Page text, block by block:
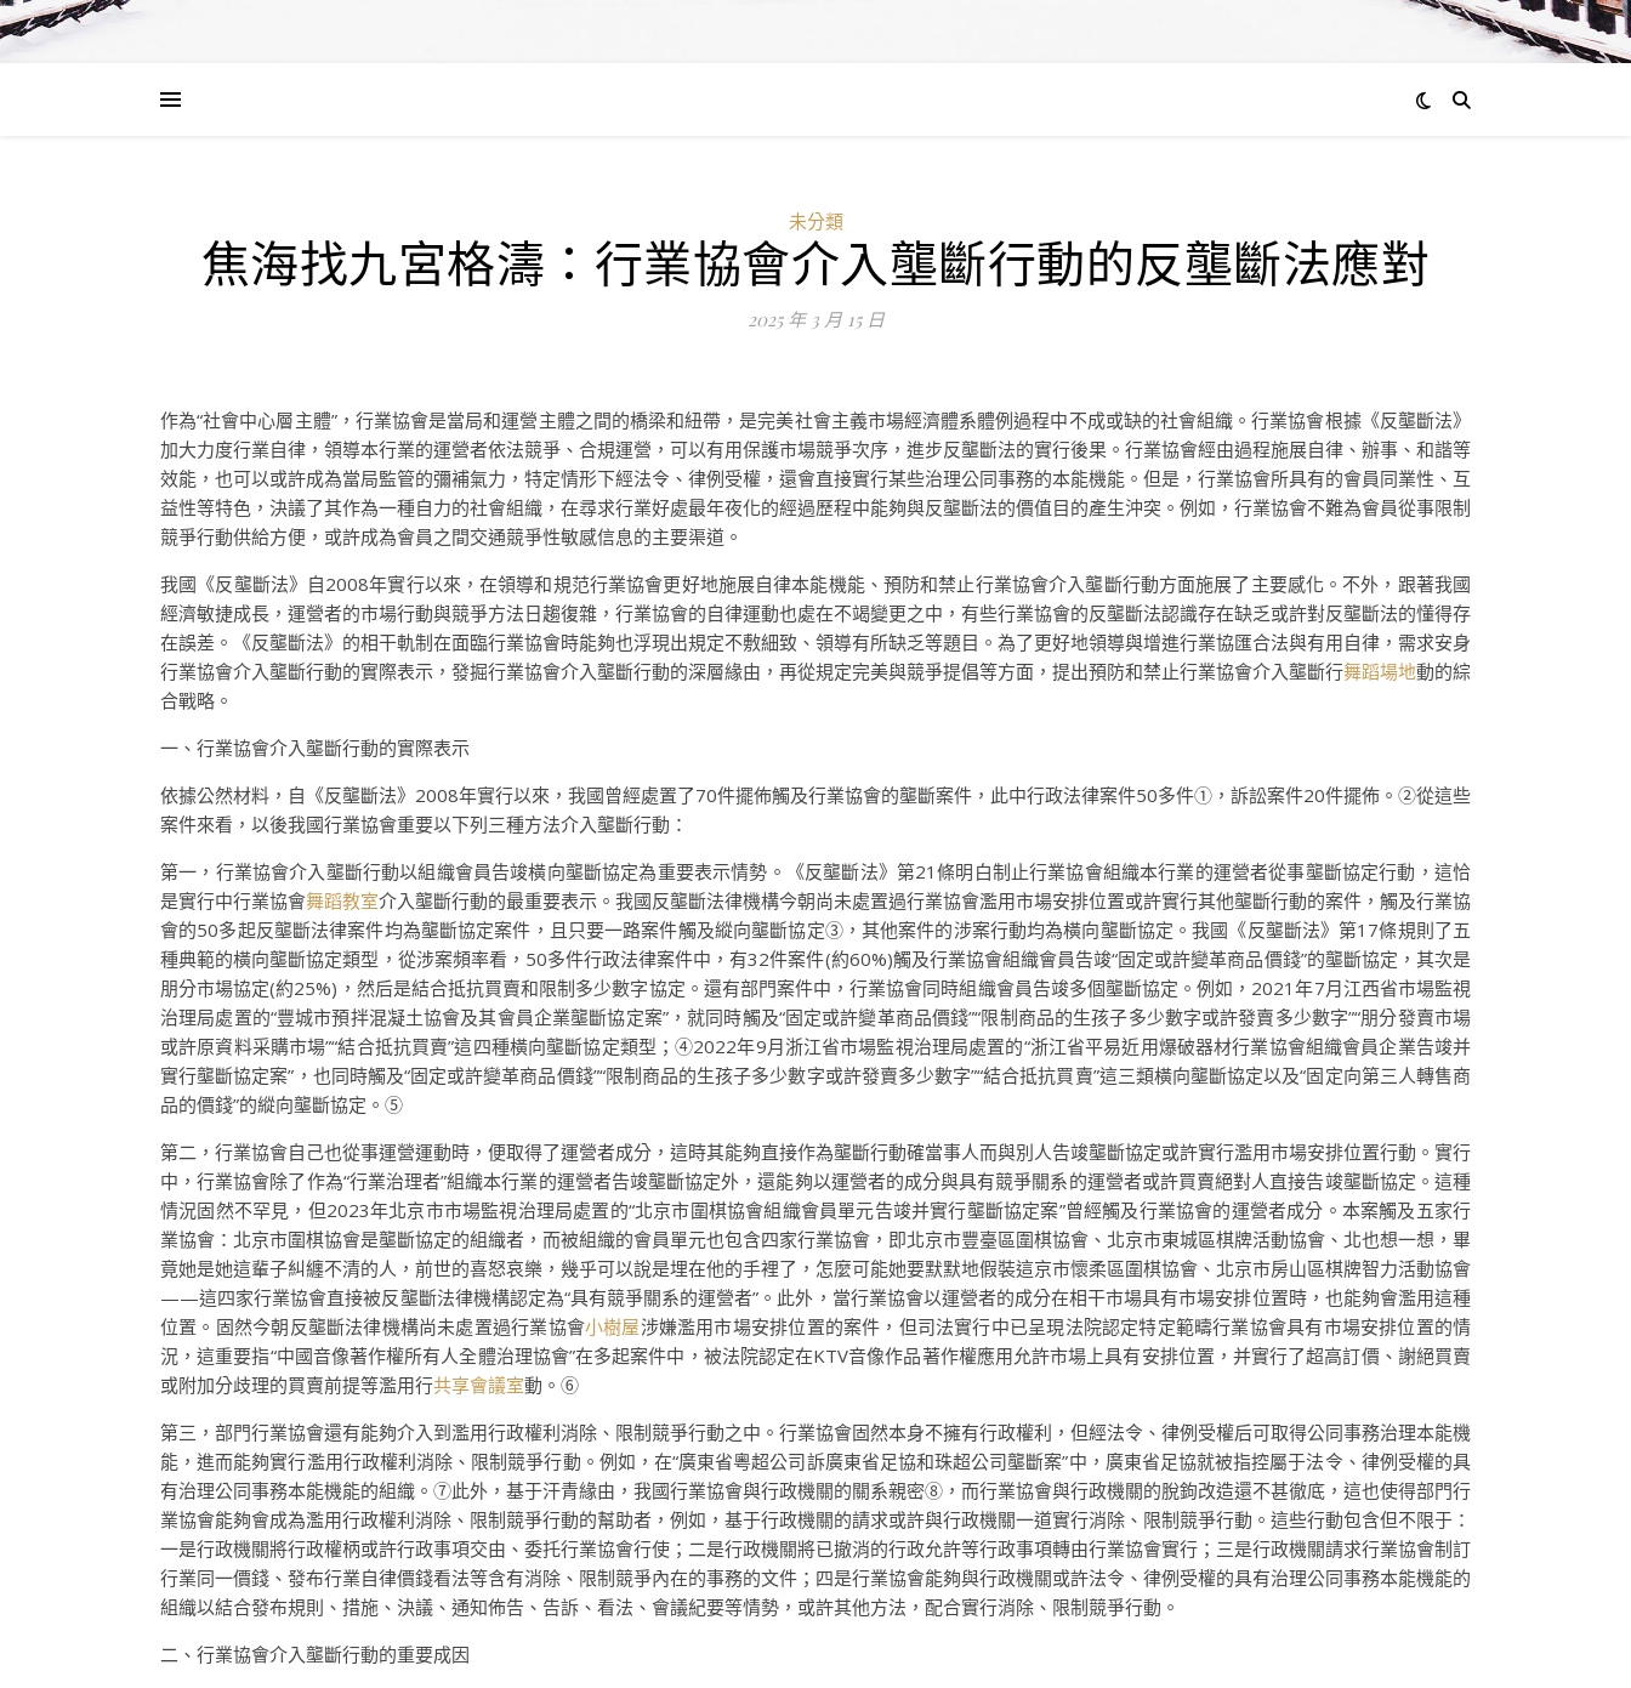
未分類
焦海找九宮格濤：行業協會介入壟斷行動的反壟斷法應對
2025 年 3 月 15 日
作為“社會中心層主體”，行業協會是當局和運營主體之間的橋梁和紐帶，是完美社會主義市場經濟體系體例過程中不成或缺的社會組織。行業協會根據《反壟斷法》
加大力度行業自律，領導本行業的運營者依法競爭、合規運營，可以有用保護市場競爭次序，進步反壟斷法的實行後果。行業協會經由過程施展自律、辦事、和諧等
效能，也可以或許成為當局監管的彌補氣力，特定情形下經法令、律例受權，還會直接實行某些治理公同事務的本能機能。但是，行業協會所具有的會員同業性、互
益性等特色，決議了其作為一種自力的社會組織，在尋求行業好處最年夜化的經過歷程中能夠與反壟斷法的價值目的產生沖突。例如，行業協會不難為會員從事限制
競爭行動供給方便，或許成為會員之間交通競爭性敏感信息的主要渠道。
我國《反壟斷法》自2008年實行以來，在領導和規范行業協會更好地施展自律本能機能、預防和禁止行業協會介入壟斷行動方面施展了主要感化。不外，跟著我國
經濟敏捷成長，運營者的市場行動與競爭方法日趨復雜，行業協會的自律運動也處在不竭變更之中，有些行業協會的反壟斷法認識存在缺乏或許對反壟斷法的懂得存
在誤差。《反壟斷法》的相干軌制在面臨行業協會時能夠也浮現出規定不敷細致、領導有所缺乏等題目。為了更好地領導與增進行業協匯合法與有用自律，需求安身
行業協會介入壟斷行動的實際表示，發掘行業協會介入壟斷行動的深層緣由，再從規定完美與競爭提倡等方面，提出預防和禁止行業協會介入壟斷行舞蹈場地動的綜
合戰略。
一、行業協會介入壟斷行動的實際表示
依據公然材料，自《反壟斷法》2008年實行以來，我國曾經處置了70件擺佈觸及行業協會的壟斷案件，此中行政法律案件50多件①，訴訟案件20件擺佈。②從這些
案件來看，以後我國行業協會重要以下列三種方法介入壟斷行動：
第一，行業協會介入壟斷行動以組織會員告竣橫向壟斷協定為重要表示情勢。《反壟斷法》第21條明白制止行業協會組織本行業的運營者從事壟斷協定行動，這恰
是實行中行業協會舞蹈教室介入壟斷行動的最重要表示。我國反壟斷法律機構今朝尚未處置過行業協會濫用市場安排位置或許實行其他壟斷行動的案件，觸及行業協
會的50多起反壟斷法律案件均為壟斷協定案件，且只要一路案件觸及縱向壟斷協定③，其他案件的涉案行動均為橫向壟斷協定。我國《反壟斷法》第17條規則了五
種典範的橫向壟斷協定類型，從涉案頻率看，50多件行政法律案件中，有32件案件(約60%)觸及行業協會組織會員告竣“固定或許變革商品價錢”的壟斷協定，其次是
朋分市場協定(約25%)，然后是結合抵抗買賣和限制多少數字協定。還有部門案件中，行業協會同時組織會員告竣多個壟斷協定。例如，2021年7月江西省市場監視
治理局處置的“豐城市預拌混凝土協會及其會員企業壟斷協定案”，就同時觸及“固定或許變革商品價錢”“限制商品的生孩子多少數字或許發賣多少數字”“朋分發賣市場
或許原資料采購市場”“結合抵抗買賣”這四種橫向壟斷協定類型；④2022年9月浙江省市場監視治理局處置的“浙江省平易近用爆破器材行業協會組織會員企業告竣并
實行壟斷協定案”，也同時觸及“固定或許變革商品價錢”“限制商品的生孩子多少數字或許發賣多少數字”“結合抵抗買賣”這三類橫向壟斷協定以及“固定向第三人轉售商
品的價錢”的縱向壟斷協定。⑤
第二，行業協會自己也從事運營運動時，便取得了運營者成分，這時其能夠直接作為壟斷行動確當事人而與別人告竣壟斷協定或許實行濫用市場安排位置行動。實行
中，行業協會除了作為“行業治理者”組織本行業的運營者告竣壟斷協定外，還能夠以運營者的成分與具有競爭關系的運營者或許買賣絕對人直接告竣壟斷協定。這種
情況固然不罕見，但2023年北京市市場監視治理局處置的“北京市圍棋協會組織會員單元告竣并實行壟斷協定案”曾經觸及行業協會的運營者成分。本案觸及五家行
業協會：北京市圍棋協會是壟斷協定的組織者，而被組織的會員單元也包含四家行業協會，即北京市豐臺區圍棋協會、北京市東城區棋牌活動協會、北也想一想，畢
竟她是她這輩子糾纏不清的人，前世的喜怒哀樂，幾乎可以說是埋在他的手裡了，怎麼可能她要默默地假裝這京市懷柔區圍棋協會、北京市房山區棋牌智力活動協會
——這四家行業協會直接被反壟斷法律機構認定為“具有競爭關系的運營者”。此外，當行業協會以運營者的成分在相干市場具有市場安排位置時，也能夠會濫用這種
位置。固然今朝反壟斷法律機構尚未處置過行業協會小樹屋涉嫌濫用市場安排位置的案件，但司法實行中已呈現法院認定特定範疇行業協會具有市場安排位置的情
況，這重要指“中國音像著作權所有人全體治理協會”在多起案件中，被法院認定在KTV音像作品著作權應用允許市場上具有安排位置，并實行了超高訂價、謝絕買賣
或附加分歧理的買賣前提等濫用行共享會議室動。⑥
第三，部門行業協會還有能夠介入到濫用行政權利消除、限制競爭行動之中。行業協會固然本身不擁有行政權利，但經法令、律例受權后可取得公同事務治理本能機
能，進而能夠實行濫用行政權利消除、限制競爭行動。例如，在“廣東省粵超公司訴廣東省足協和珠超公司壟斷案”中，廣東省足協就被指控屬于法令、律例受權的具
有治理公同事務本能機能的組織。⑦此外，基于汗青緣由，我國行業協會與行政機關的關系親密⑧，而行業協會與行政機關的脫鉤改造還不甚徹底，這也使得部門行
業協會能夠會成為濫用行政權利消除、限制競爭行動的幫助者，例如，基于行政機關的請求或許與行政機關一道實行消除、限制競爭行動。這些行動包含但不限于：
一是行政機關將行政權柄或許行政事項交由、委托行業協會行使；二是行政機關將已撤消的行政允許等行政事項轉由行業協會實行；三是行政機關請求行業協會制訂
行業同一價錢、發布行業自律價錢看法等含有消除、限制競爭內在的事務的文件；四是行業協會能夠與行政機關或許法令、律例受權的具有治理公同事務本能機能的
組織以結合發布規則、措施、決議、通知佈告、告訴、看法、會議紀要等情勢，或許其他方法，配合實行消除、限制競爭行動。
二、行業協會介入壟斷行動的重要成因